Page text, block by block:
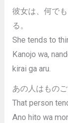
彼女は、何で
る。
She tends to
Kanojo wa,
kirai ga aru.
あの人はもの
That person
Ano hito wa